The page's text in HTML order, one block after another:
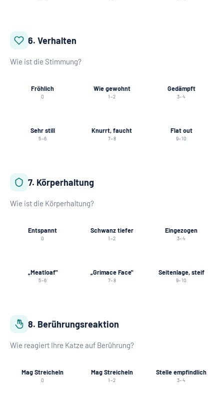
6. Verhalten
Wie ist die Stimmung?
Fröhlich
0
Wie gewohnt
1–2
Gedämpft
3–4
Sehr still
5–6
Knurrt, faucht
7–8
Flat out
9–10
7. Körperhaltung
Wie ist die Körperhaltung?
Entspannt
0
Schwanz tiefer
1–2
Eingezogen
3–4
„Meatloaf"
5–6
„Grimace Face"
7–8
Seitenlage, steif
9–10
8. Berührungsreaktion
Wie reagiert Ihre Katze auf Berührung?
Mag Streicheln
0
Mag Streicheln
1–2
Stelle empfindlich
3–4